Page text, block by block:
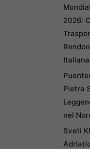
2026:
Italiana
Pietra
nel
Sveti